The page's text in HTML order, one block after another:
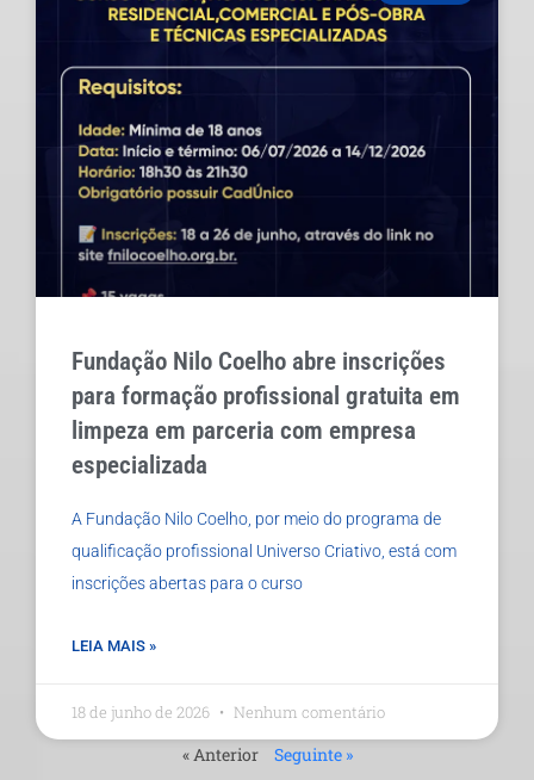
Fundação Nilo Coelho abre inscrições
para formação profissional gratuita em
limpeza em parceria com empresa
especializada
A Fundação Nilo Coelho, por meio do programa de
qualificação profissional Universo Criativo, está com
inscrições abertas para o curso
LEIA MAIS »
18 de junho de 2026 Nenhum comentário
« Anterior Seguinte »